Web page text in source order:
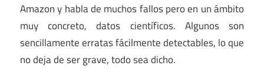
Amazon y habla de muchos fallos pero en un ámbito
muy concreto, datos científicos. Algunos son
sencillamente erratas fácilmente detectables, lo que
no deja de ser grave, todo sea dicho.